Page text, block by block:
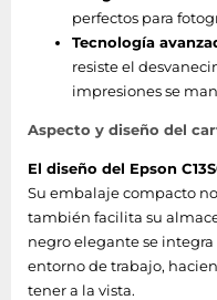
perfectos para
Tecnología
resiste el
impresiones se
Aspecto y diseño del
El diseño del Epson
Su embalaje compacto
también facilita su
negro elegante se
entorno de trabajo,
tener a la vista.